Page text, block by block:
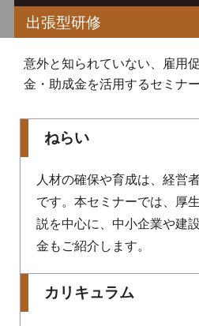
出張型研修
意外と知られていない、雇用
金・助成金を活用するセミナー
ねらい
人材の確保や育成は、経営
です。本セミナーでは、厚
説を中心に、中小企業や建
金もご紹介します。
カリキュラム